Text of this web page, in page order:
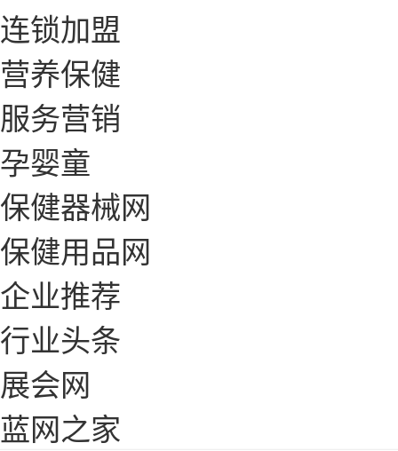
连锁加盟
营养保健
服务营销
孕婴童
保健器械网
保健用品网
企业推荐
行业头条
展会网
蓝网之家